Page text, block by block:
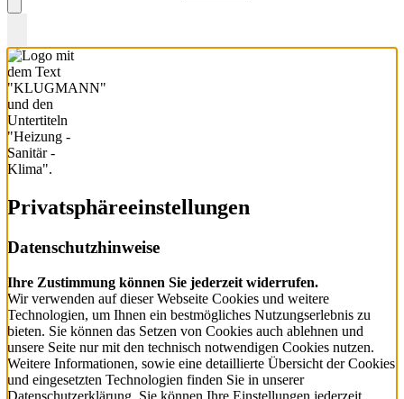
Privatsphäre­einstellungen
Datenschutzhinweise
Ihre Zustimmung können Sie jederzeit widerrufen.
Wir verwenden auf dieser Webseite Cookies und weitere
Technologien, um Ihnen ein bestmögliches Nutzungserlebnis zu
bieten. Sie können das Setzen von Cookies auch ablehnen und
unsere Seite nur mit den technisch notwendigen Cookies nutzen.
Weitere Informationen, sowie eine detaillierte Übersicht der Cookies
und eingesetzten Technologien finden Sie in unserer
Datenschutzerklärung. Sie können Ihre Einstellungen jederzeit